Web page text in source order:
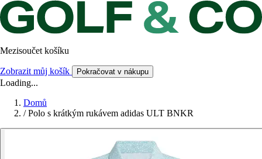
Mezisoučet košíku
Zobrazit můj košík Pokračovat v nákupu
Loading...
Domů
/ Polo s krátkým rukávem adidas ULT BNKR